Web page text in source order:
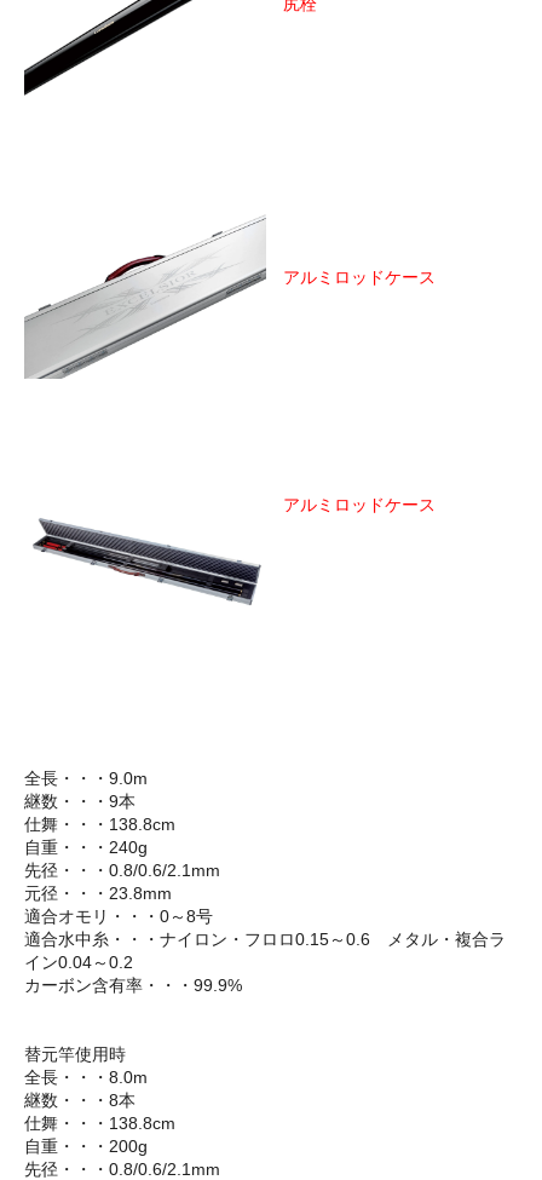
アルミロッドケース
アルミロッドケース
全長・・・9.0m
継数・・・9本
仕舞・・・138.8cm
自重・・・240g
先径・・・0.8/0.6/2.1mm
元径・・・23.8mm
適合オモリ・・・0～8号
適合水中糸・・・ナイロン・フロロ0.15～0.6 メタル・複合ラ
イン0.04～0.2
カーボン含有率・・・99.9%
替元竿使用時
全長・・・8.0m
継数・・・8本
仕舞・・・138.8cm
自重・・・200g
先径・・・0.8/0.6/2.1mm